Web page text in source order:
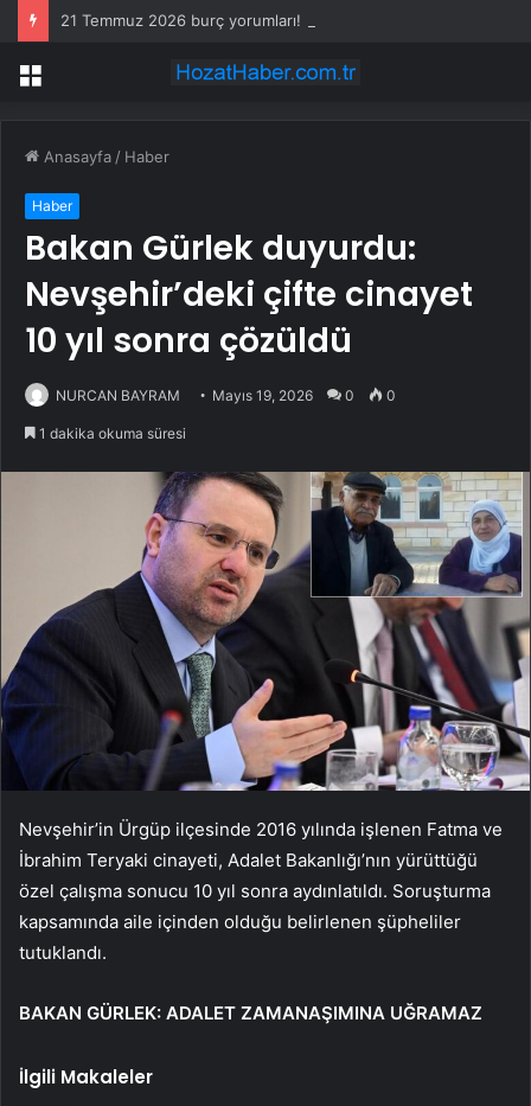
Menü
Anasayfa / Haber
Haber
Bakan Gürlek duyurdu:
Nevşehir’deki çifte cinayet
10 yıl sonra çözüldü
NURCAN BAYRAM Mayıs 19, 2026 0 0
1 dakika okuma süresi
Nevşehir’in Ürgüp ilçesinde 2016 yılında işlenen Fatma ve
İbrahim Teryaki cinayeti, Adalet Bakanlığı’nın yürüttüğü
özel çalışma sonucu 10 yıl sonra aydınlatıldı. Soruşturma
kapsamında aile içinden olduğu belirlenen şüpheliler
tutuklandı.
BAKAN GÜRLEK: ADALET ZAMANAŞIMINA UĞRAMAZ
İlgili Makaleler